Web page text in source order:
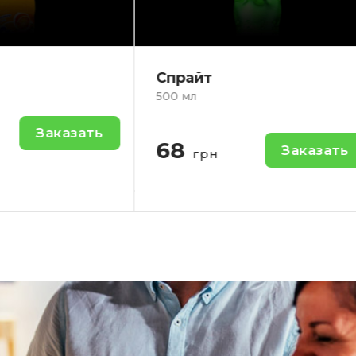
Заказать
Сок Яблочный
Кол-во: -